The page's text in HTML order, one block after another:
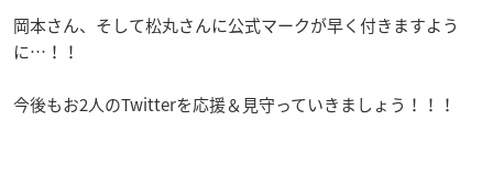
岡本さん、そして松丸さんに公式マークが早く付きますよう
に…！！
今後もお2人のTwitterを応援＆見守っていきましょう！！！